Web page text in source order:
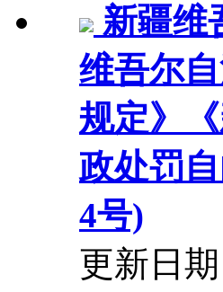
新疆维
维吾尔
规定》
政处罚
4号)
更新日